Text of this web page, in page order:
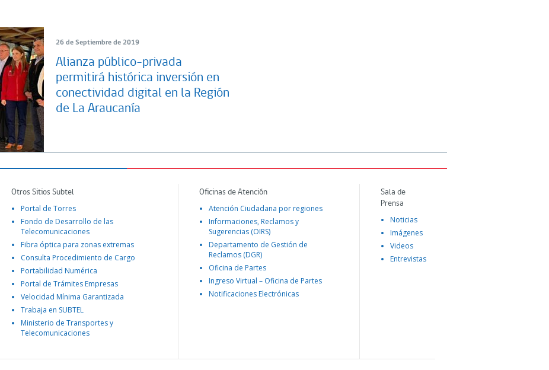
26 de Septiembre de 2019
Alianza público-privada
permitirá histórica inversión en
conectividad digital en la Región
de La Araucanía
Otros Sitios Subtel
Portal de Torres
Fondo de Desarrollo de las
Telecomunicaciones
Fibra óptica para zonas extremas
Consulta Procedimiento de Cargo
Portabilidad Numérica
Portal de Trámites Empresas
Velocidad Mínima Garantizada
Trabaja en SUBTEL
Ministerio de Transportes y
Telecomunicaciones
Oficinas de Atención
Atención Ciudadana por regiones
Informaciones, Reclamos y
Sugerencias (OIRS)
Departamento de Gestión de
Reclamos (DGR)
Oficina de Partes
Ingreso Virtual – Oficina de Partes
Notificaciones Electrónicas
Sala de
Prensa
Noticias
Imágenes
Videos
Entrevistas